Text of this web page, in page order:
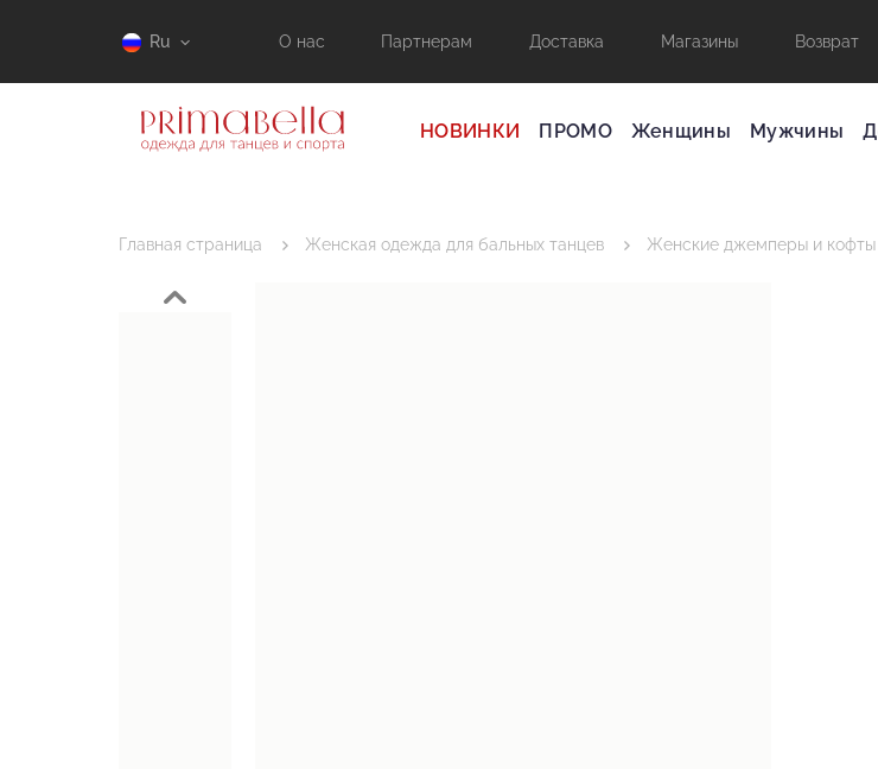
Ru О нас Партнерам Доставка Магазины Возврат
НОВИНКИ ПРОМО Женщины Мужчины
Главная страница Женская одежда для бальных танцев Женские джемперы и кофты
Эластичность